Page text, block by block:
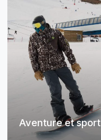
Aventure et sport